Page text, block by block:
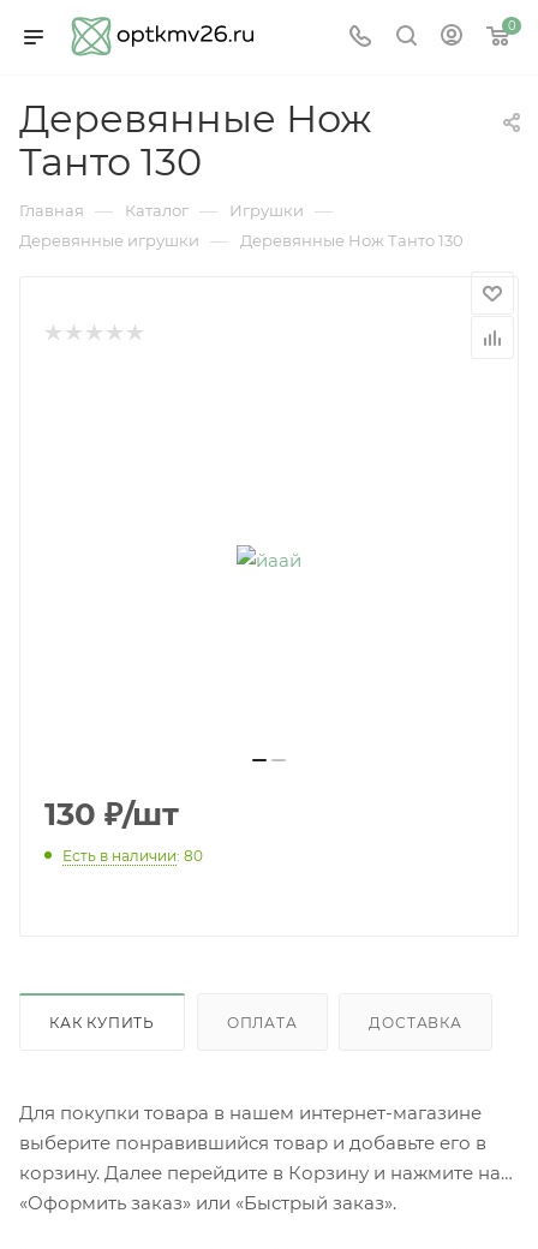
0
Деревянные Нож
Танто 130
Главная — Каталог — Игрушки —
Деревянные игрушки — Деревянные Нож Танто 130
130 ₽/шт
Есть в наличии: 80
КАК КУПИТЬ ОПЛАТА ДОСТАВКА
Для покупки товара в нашем интернет-магазине
выберите понравившийся товар и добавьте его в
корзину. Далее перейдите в Корзину и нажмите на
«Оформить заказ» или «Быстрый заказ».